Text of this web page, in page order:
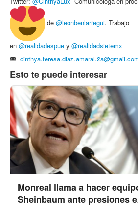
de @leonbenlarregui. Trabajo
en @realidadespue y @realidadsietemx
Esto te puede interesar
Monreal llama a hacer
Sheinbaum ante presiones